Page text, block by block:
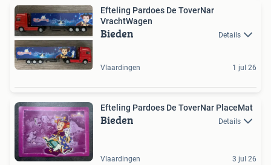
Efteling Pardoes De ToverNar
VrachtWagen
Bieden Details
Vlaardingen 1 jul 26
Efteling Pardoes De ToverNar PlaceMat
Bieden Details
Vlaardingen 3 jul 26